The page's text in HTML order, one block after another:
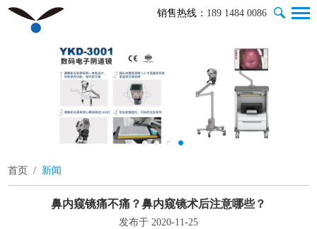
销售热线： 189 1484 0086
首页 / 新闻
鼻内窥镜痛不痛？鼻内窥镜术后注意哪些？
发布于 2020-11-25